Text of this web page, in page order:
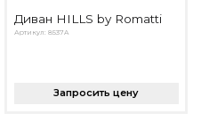
Диван HILLS by Romatti
Артикул: 8537A
Запросить цену